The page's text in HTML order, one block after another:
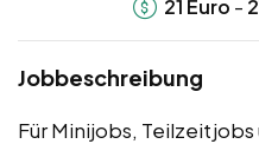
21 Euro -
Jobbeschreibung
Für Minijobs,